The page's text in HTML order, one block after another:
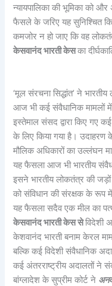
न्यायपालिका की भूमिका को
फैसले के जरिए यह सुनिश्चित
कमजोर न हो जाए कि वह
केसवानंद भारती केसका
‘मूल संरचना सिद्धांत’ ने
आज भी कई संवैधानिक मामलों में
इस्तेमाल संसद द्वारा किए गए
के लिए किया गया है। उदाहरण
मौलिक अधिकारों का उल्लंघन
यह फैसला आज भी भारतीय
इसने भारतीय लोकतंत्र की
को संविधान की संरक्षक के रूप में
यह फैसला सदैव एक मील का
केसवानंद भारती केस सेविदेशी
केशवानंद भारती बनाम केरल
बल्कि कई विदेशी संवैधानिक
कई अंतरराष्ट्रीय अदालतों ने
बांग्लादेश के सुप्रीम कोर्ट ने